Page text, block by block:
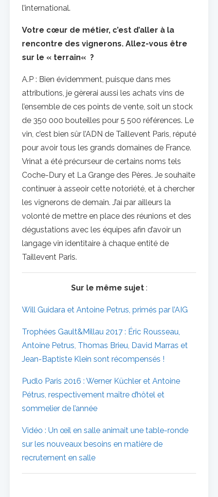
l’international.
Votre cœur de métier, c’est d’aller à la
rencontre des vignerons. Allez-vous être
sur le « ​ terrain« ​ ?
A.P : Bien évidemment, puisque dans mes
attributions, je gèrerai aussi les achats vins de
l’ensemble de ces points de vente, soit un stock
de 350 000 bouteilles pour 5 500 références. Le
vin, c’est bien sûr l’ADN de Taillevent Paris, réputé
pour avoir tous les grands domaines de France.
Vrinat a été précurseur de certains noms tels
Coche-Dury et La Grange des Pères. Je souhaite
continuer à asseoir cette notoriété, et à chercher
les vignerons de demain. J’ai par ailleurs la
volonté de mettre en place des réunions et des
dégustations avec les équipes afin d’avoir un
langage vin identitaire à chaque entité de
Taillevent Paris.
Sur le même sujet:
Will Guidara et Antoine Petrus, primés par l’AIG
Trophées Gault&Millau 2017 : Éric Rousseau,
Antoine Petrus, Thomas Brieu, David Marras et
Jean-Baptiste Klein sont récompensés !
Pudlo Paris 2016 : Werner Küchler et Antoine
Pétrus, respectivement maître d’hôtel et
sommelier de l’année
Vidéo : Un œil en salle animait une table-ronde
sur les nouveaux besoins en matière de
recrutement en salle